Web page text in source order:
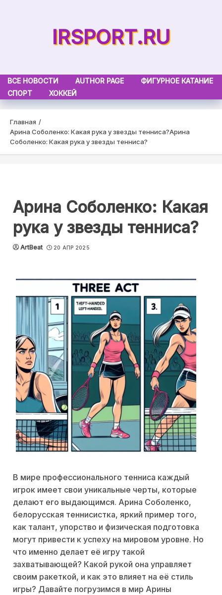
IRSPORT.RU
ВСЕ НОВОСТИ AUTHOR PAGE
ФИГУРНОЕ КАТАНИЕ
СПОРТ
ХОККЕЙ
Главная
Арина Соболенко: Какая рука у звезды тенниса?Арина
Соболенко: Какая рука у звезды тенниса?
Арина Соболенко: Какая
рука у звезды тенниса?
ArtBeat 20 АПР 2025
В мире профессионального тенниса каждый
игрок имеет свои уникальные черты, которые
делают его выдающимся. Арина Соболенко,
белорусская теннисистка, яркий пример того,
как талант, упорство и физическая подготовка
могут привести к успеху на мировом уровне. Но
что именно делает её игру такой
захватывающей? Какой рукой она управляет
своим ракеткой, и как это влияет на её стиль
игры? Давайте погрузимся в мир Арины